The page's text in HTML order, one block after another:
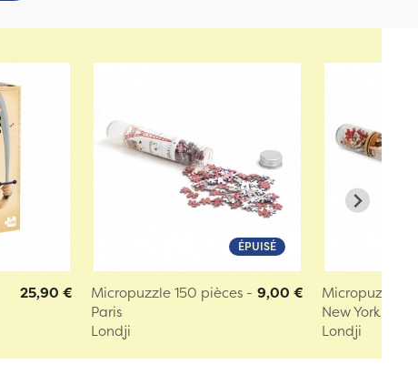
25,90 €
ÉPUISÉ
Micropuzzle 150 pièces -
Paris
Londji
9,00 €
Micropuzzle
New York
Londji